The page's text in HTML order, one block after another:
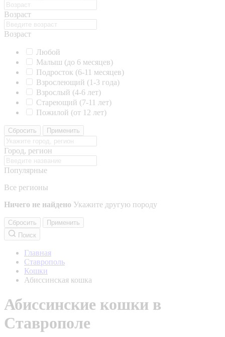
Возраст
Возраст
Любой
Малыш (до 6 месяцев)
Подросток (6-11 месяцев)
Взрослеющий (1-3 года)
Взрослый (4-6 лет)
Стареющий (7-11 лет)
Пожилой (от 12 лет)
Сбросить Применить
Город, регион
Популярные
Все регионы
Ничего не найдено Укажите другую породу
Сбросить
Применить
Поиск
Главная
Ставрополь
Кошки
Абиссинская кошка
Абиссинские кошки в
Ставрополе